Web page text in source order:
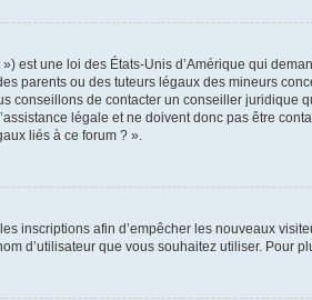
est une loi des États-Unis d’Amérique qui
parents ou des tuteurs légaux des mineurs
conseillons de contacter un conseiller juridique
légale et ne doivent donc pas être
liés à ce forum ? ».
inscriptions afin d’empêcher les nouveaux
d’utilisateur que vous souhaitez utiliser. Pour